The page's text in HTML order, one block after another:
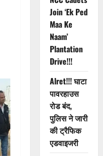
Join ‘Ek Ped
Maa Ke
Naam’
Plantation
Drive!!!
Alret!!! घाटा
पावरहाउस
रोड बंद,
पुलिस ने जारी
की ट्रैफिक
एडवाइजरी